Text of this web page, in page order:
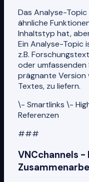
Das Analyse-
ähnliche
Inhaltstyp hat,
Ein Analyse-Topic
z.B.
oder umfassenden
prägnante Version
Textes, zu liefern.
\- Smartlinks \-
Referenzen
###
VNCchannels -